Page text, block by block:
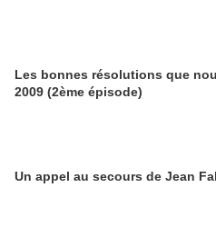
Les bonnes résolutions que
2009 (2ème épisode)
Un appel au secours de Jean